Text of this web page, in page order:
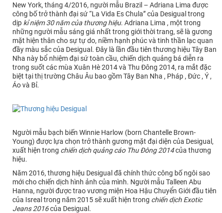
New York, tháng 4/2016, người mẫu Brazil – Adriana Lima được
công bố trở thành đại sứ “La Vida Es Chula” của Desigual trong
dịp kỉ niệm 30 năm của thương hiệu. Adriana Lima , một trong
những người mẫu sáng giá nhất trong giới thời trang, sẽ là gương
mặt hiện thân cho sự tự do, niềm hạnh phúc và tinh thần lạc quan
đầy màu sắc của Desigual. Đây là lần đầu tiên thương hiệu Tây Ban
Nha này bổ nhiệm đại sứ toàn cầu, chiến dịch quảng bá diễn ra
trong suốt các mùa Xuân Hè 2014 và Thu Đông 2014, ra mắt đặc
biệt tại thị trường Châu Âu bao gồm Tây Ban Nha , Pháp , Đức , Ý ,
Áo và Bỉ.
Người mẫu bạch biến Winnie Harlow (born Chantelle Brown-
Young) được lựa chọn trở thành gương mặt đại diện của Desigual,
xuất hiện trong chiến dịch quảng cáo Thu Đông 2014của thương
hiệu.
Năm 2016, thương hiệu Desigual đã chính thức công bố ngôi sao
mới cho chiến dịch hình ảnh của mình. Người mẫu Talleen Abu
Hanna, người được trao vương miện Hoa Hậu Chuyển Giới đầu tiên
của Isreal trong năm 2015 sẽ xuất hiện trong chiến dịch Exotic
Jeans 2016của Desigual.